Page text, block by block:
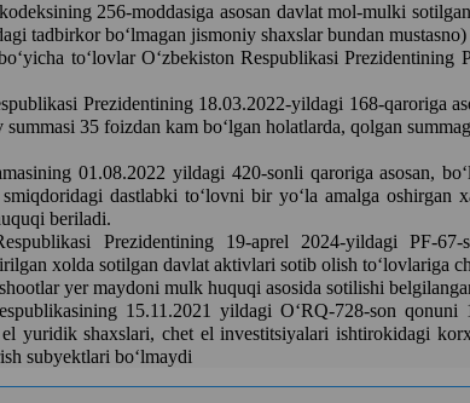
256-moddasiga asosan davlat mol-mulki
tadbirkor bo‘lmagan jismoniy shaxslar bundan mustasno)
to‘lovlar O‘zbekiston Respublikasi Prezidentining
Prezidentining 18.03.2022-yildagi 168-qaroriga
summasi 35 foizdan kam bo‘lgan holatlarda, qolgan
01.08.2022 yildagi 420-sonli qaroriga asosan,
dastlabki to‘lovni bir yo‘la amalga oshirgan
beriladi.
Prezidentining 19-aprel 2024-yildagi PF-
xolda sotilgan davlat aktivlari sotib olish to‘lovlariga
yer maydoni mulk huquqi asosida sotilishi
15.11.2021 yildagi O‘RQ-728-son
el yuridik shaxslari, chet el investitsiyalari ishtirokidagi
subyektlari bo‘lmaydi